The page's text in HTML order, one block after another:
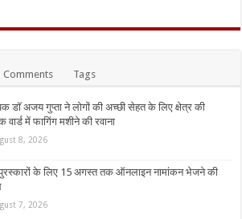
Comments Tags
डॉ अजय गुप्ता ने लोगों की अच्छी सेहत के लिए क्षेत्र की
वार्ड में फागिंग मशीने की रवाना
8, 2026
के लिए 15 अगस्त तक ऑनलाइन नामांकन भेजने की
7, 2026